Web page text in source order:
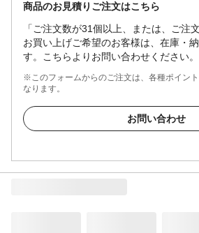
商品のお見積りご注文はこちら
「ご注文数が31個以上、または、ご注
お買い上げご希望のお客様は、在庫・
す。こちらよりお問い合わせください。
※このフォームからのご注文は、各種ポイン
なります。
お問い合わせ